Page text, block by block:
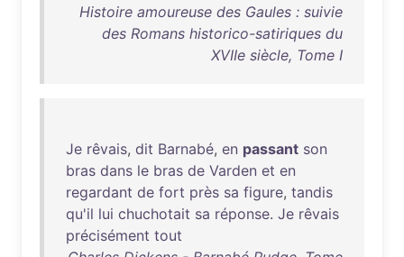
Histoire amoureuse des Gaules : suivie
des Romans historico-satiriques du
XVIIe siècle, Tome I
Je rêvais, dit Barnabé, en passant son
bras dans le bras de Varden et en
regardant de fort près sa figure, tandis
qu'il lui chuchotait sa réponse. Je rêvais
précisément tout